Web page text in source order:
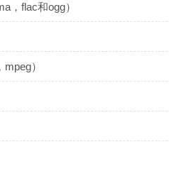
，flac和ogg）
）